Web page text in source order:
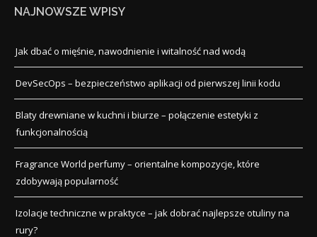
NAJNOWSZE WPISY
Jak dbać o mięśnie, nawodnienie i witalność nad wodą
DevSecOps – bezpieczeństwo aplikacji od pierwszej linii kodu
Blaty drewniane w kuchni i biurze – połączenie estetyki z
funkcjonalnością
Fragrance World perfumy – orientalne kompozycje, które
zdobywają popularność
Izolacje techniczne w praktyce – jak dobrać najlepsze otuliny na
rury?